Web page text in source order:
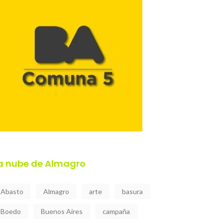
nube de Almagro
Abasto Almagro arte basura
Boedo Buenos Aires campaña